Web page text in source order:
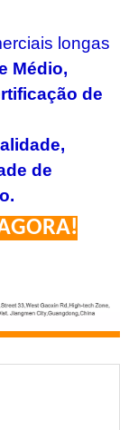
longas
Médio,
de
de
.